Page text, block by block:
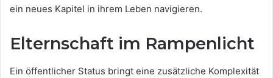
ein neues Kapitel in ihrem Leben navigieren.
Elternschaft im Rampenlicht
Ein öffentlicher Status bringt eine zusätzliche Komplexität